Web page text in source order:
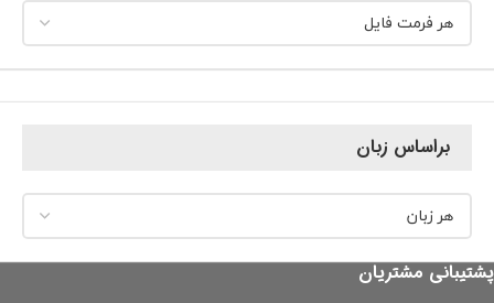
براساس زبان
پشتیبانی مشتریان